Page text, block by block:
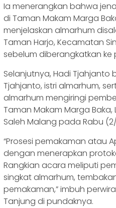
Ia menerangkan bahwa
di Taman Makam Marga
menjelaskan almarhum
Taman Harjo, Kecamatan
sebelum diberangkatkan ke
Selanjutnya, Hadi Tjahjanto
Tjahjanto, istri almarhum,
almarhum mengiringi
Taman Makam Marga
Saleh Malang pada Rabu
“Prosesi pemakaman atau
dengan menerapkan
Rangkian acara meliputi
singkat almarhum,
pemakaman,” imbuh
Tanjung di pundaknya.